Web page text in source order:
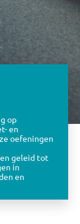
op
en
oefeningen
geleid tot
in
en